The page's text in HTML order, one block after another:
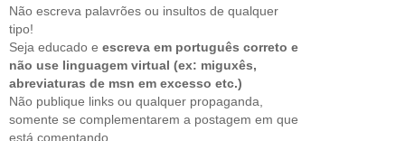
Não escreva palavrões ou insultos de qualquer
tipo!
Seja educado e escreva em português correto e
não use linguagem virtual (ex: miguxês,
abreviaturas de msn em excesso etc.)
Não publique links ou qualquer propaganda,
somente se complementarem a postagem em que
está comentando.